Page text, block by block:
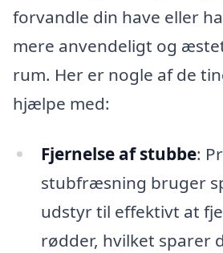
forvandle din have eller
mere anvendeligt og
rum. Her er nogle af de
hjælpe med:
Fjernelse af stubbe:
stubfræsning bruger
udstyr til effektivt at
rødder, hvilket sparer